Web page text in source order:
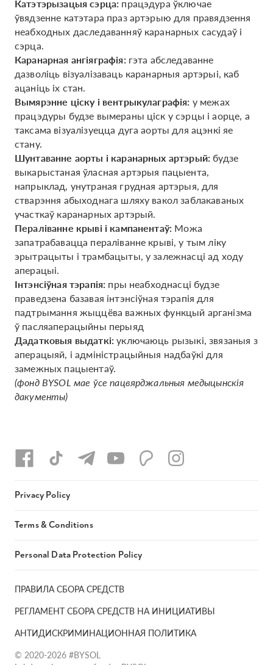
Катэтэрызацыя сэрца: працэдура ўключае
ўвядзенне катэтара праз артэрыю для правядзення
неабходных даследаванняў каранарных сасудаў і
сэрца.
Каранарная ангіяграфія: гэта абследаванне
дазволіць візуалізаваць каранарныя артэрыі, каб
ацаніць іх стан.
Вымярэнне ціску і вентрыкулаграфія: у межах
працэдуры будзе вымераны ціск у сэрцы і аорце, а
таксама візуалізуецца дуга аорты для ацэнкі яе
стану.
Шунтаванне аорты і каранарных артэрый: будзе
выкарыстаная ўласная артэрыя пацыента,
напрыклад, унутраная грудная артэрыя, для
стварэння абыходнага шляху вакол заблакаваных
участкаў каранарных артэрый.
Пераліванне крыві і кампанентаў: Можа
запатрабавацца пераліванне крыві, у тым ліку
эрытрацыты і трамбацыты, у залежнасці ад ходу
аперацыі.
Інтэнсіўная тэрапія: пры неабходнасці будзе
праведзена базавая інтэнсіўная тэрапія для
падтрымання жыццёва важных функцый арганізма
ў пасляаперацыйны перыяд
Дадатковыя выдаткі: уключаюць рызыкі, звязаныя з
аперацыяй, і адміністрацыйныя надбаўкі для
замежных пацыентаў.
(фонд BYSOL мае ўсе пацвярджальныя медыцынскія
дакументы)
ПРАВИЛА СБОРА СРЕДСТВ
РЕГЛАМЕНТ СБОРА СРЕДСТВ НА ИНИЦИАТИВЫ
АНТИДИСКРИМИНАЦИОННАЯ ПОЛИТИКА
© 2020-2026 #BYSOL
Privacy Policy
Terms & Conditions
Personal Data Protection Policy